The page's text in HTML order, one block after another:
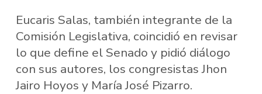
Eucaris Salas, también integrante de la
Comisión Legislativa, coincidió en revisar
lo que define el Senado y pidió diálogo
con sus autores, los congresistas Jhon
Jairo Hoyos y María José Pizarro.